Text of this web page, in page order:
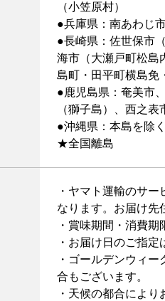
（小笠原村）
●兵庫県：南あわじ
●長崎県：佐世保市
海市（大瀬戸町松島
島町・田平町横島免
●鹿児島県：奄美市
（獅子島）、西之表
●沖縄県：本島を除
★全国離島
・ヤマト運輸のサ
なります。お届け先
・賞味期間・消費
・お届け日のご指
・ゴールデンウィ
合もございます。
・天候の都合によ